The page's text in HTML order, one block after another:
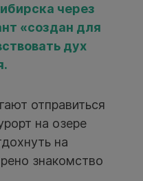
через
«создан для
дух
отправиться
на озере
на
знакомство